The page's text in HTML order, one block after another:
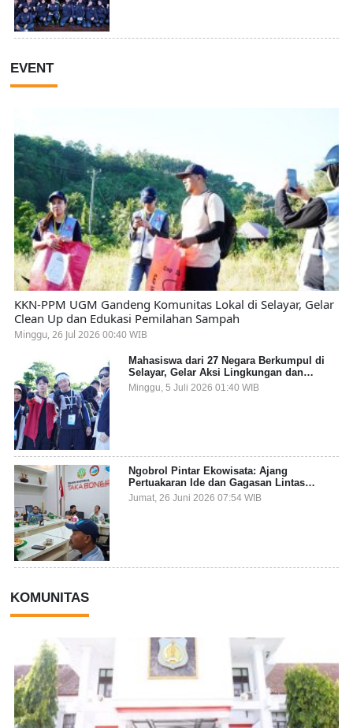
EVENT
KKN-PPM UGM Gandeng Komunitas Lokal di Selayar, Gelar
Clean Up dan Edukasi Pemilahan Sampah
Minggu, 26 Jul 2026 00:40 WIB
Mahasiswa dari 27 Negara Berkumpul di
Selayar, Gelar Aksi Lingkungan dan
Dalami Kearifan Lokal Bumi Tanadoang
Minggu, 5 Juli 2026 01:40 WIB
Ngobrol Pintar Ekowisata: Ajang
Pertuakaran Ide dan Gagasan Lintas
Sektor
Jumat, 26 Juni 2026 07:54 WIB
KOMUNITAS